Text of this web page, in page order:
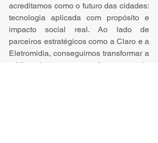
acreditamos como o futuro das cidades:
tecnologia aplicada com propósito e
impacto social real. Ao lado de
parceiros estratégicos como a Claro e a
Eletromidia, conseguimos transformar a
mídia urbana em uma ferramenta de